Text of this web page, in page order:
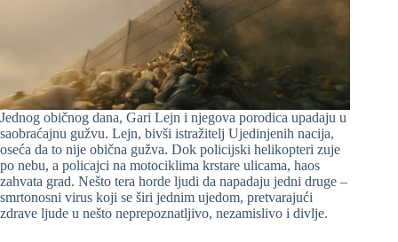
Jednog običnog dana, Gari Lejn i njegova porodica upadaju u
saobraćajnu gužvu. Lejn, bivši istražitelj Ujedinjenih nacija,
oseća da to nije obična gužva. Dok policijski helikopteri zuje
po nebu, a policajci na motociklima krstare ulicama, haos
zahvata grad. Nešto tera horde ljudi da napadaju jedni druge –
smrtonosni virus koji se širi jednim ujedom, pretvarajući
zdrave ljude u nešto neprepoznatljivo, nezamislivo i divlje.